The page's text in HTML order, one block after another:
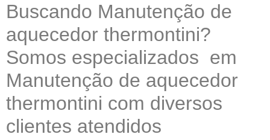
Buscando Manutenção de
aquecedor thermontini?
Somos especializados em
Manutenção de aquecedor
thermontini com diversos
clientes atendidos